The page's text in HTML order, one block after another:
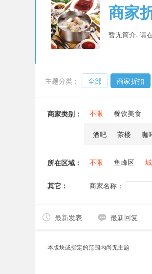
» ›
商家
暂无简介, 请
主题分类： 全部 商家折扣
商家类别： 不限 餐饮美食
酒吧 茶楼 咖
所在区域： 不限 鱼峰区
其它： 商家名称：
最新发表 最新回复
本版块或指定的范围内尚无主题